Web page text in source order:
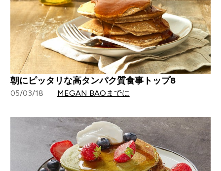
朝にピッタリな高タンパク質食事トップ8
05/03/18 MEGAN BAOまでに